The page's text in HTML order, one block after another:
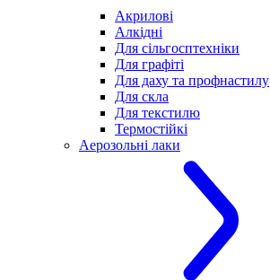
Акрилові
Алкідні
Для cільгосптехніки
Для графіті
Для даху та профнастилу
Для скла
Для текстилю
Термостійкі
Аерозольні лаки